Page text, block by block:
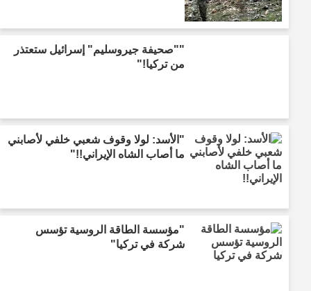
""صحيفة جيروسليم" إسرائيل ستعتذر
من تركيا!"
"الأسد: لولا وقوف شعبي خلفي لأصابني
ما أصاب الشاه الإيراني!!"
"مؤسسة الطاقة الروسية تؤسس
شركة في تركيا"